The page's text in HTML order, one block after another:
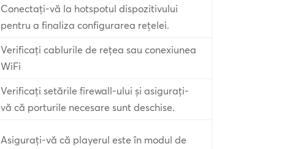
Conectați-vă la hotspotul dispozitivului
pentru a finaliza configurarea rețelei.
Verificați cablurile de rețea sau conexiunea
WiFi
Verificați setările firewall-ului și asigurați-
vă că porturile necesare sunt deschise.
Asigurați-vă că playerul este în modul de